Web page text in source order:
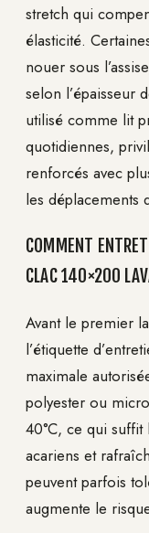
stretch qui
élasticité.
nouer sous
selon l’épaisseur
utilisé comme lit
quotidiennes,
renforcés avec
les déplacements
COMMENT
CLAC 140×200
Avant le premier
l’étiquette
maximale
polyester ou
40°C, ce qui
acariens et
peuvent parfois
augmente le